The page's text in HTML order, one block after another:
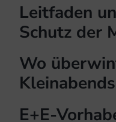
Leitfaden
Schutz der
Wo
E+E-